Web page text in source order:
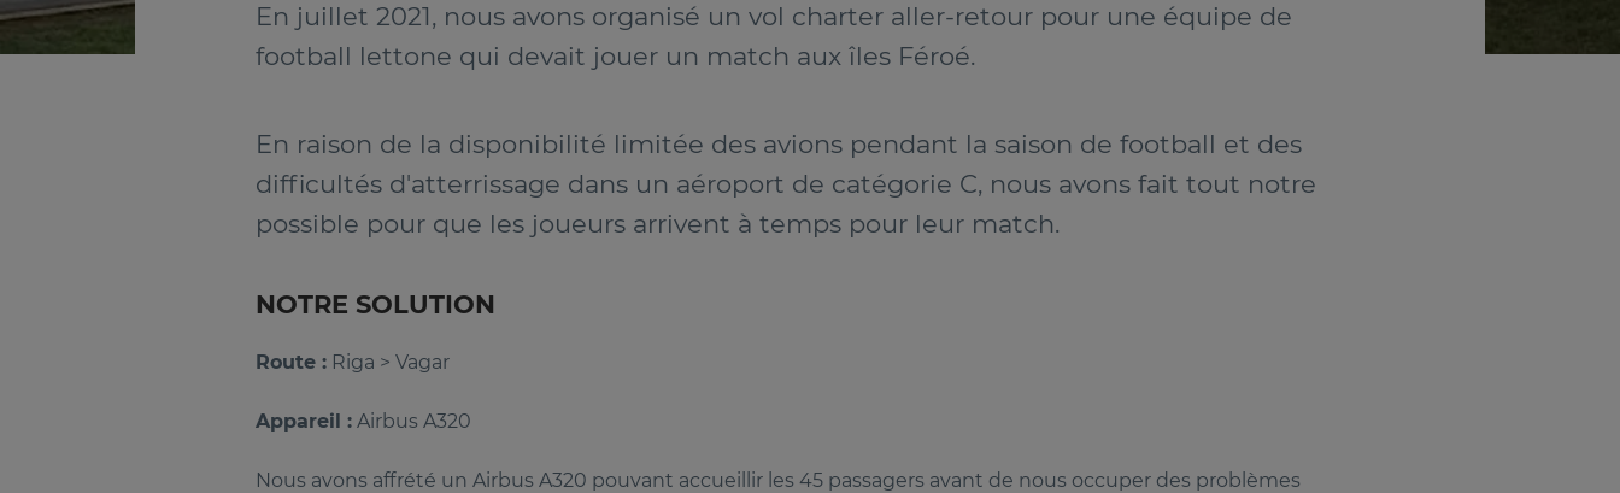
En juillet 2021, nous avons organisé un vol charter aller-retour pour une équipe de
football lettone qui devait jouer un match aux îles Féroé.
En raison de la disponibilité limitée des avions pendant la saison de football et des
difficultés d'atterrissage dans un aéroport de catégorie C, nous avons fait tout notre
possible pour que les joueurs arrivent à temps pour leur match.
NOTRE SOLUTION
Route : Riga > Vagar
Appareil : Airbus A320
Nous avons affrété un Airbus A320 pouvant accueillir les 45 passagers avant de nous occuper des problèmes